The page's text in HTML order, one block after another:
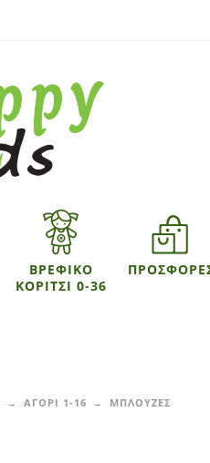
ΒΡΕΦΙΚΟ
ΚΟΡΙΤΣΙ 0-36
ΑΓΟΡΙ 1-16 ΜΠΛΟΥΖΕΣ